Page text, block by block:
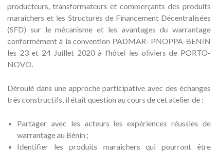
producteurs, transformateurs et commerçants des produits
maraîchers et les Structures de Financement Décentralisées
(SFD) sur le mécanisme et les avantages du warrantage
conformément à la convention PADMAR- PNOPPA-BENIN
les 23 et 24 Juillet 2020 à l’hôtel les oliviers de PORTO-
NOVO.
Déroulé dans une approche participative avec des échanges
très constructifs, il était question au cours de cet atelier de :
Partager avec les acteurs les expériences réussies de
warrantage au Bénin ;
Identifier les produits maraîchers qui pourront être